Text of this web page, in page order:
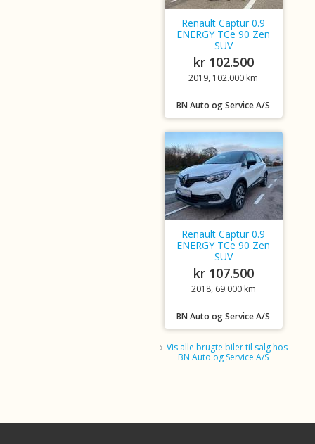
Renault Captur 0.9
ENERGY TCe 90 Zen
SUV
kr 102.500
2019, 102.000 km
BN Auto og Service A/S
Renault Captur 0.9
ENERGY TCe 90 Zen
SUV
kr 107.500
2018, 69.000 km
BN Auto og Service A/S
Vis alle brugte biler til salg hos
BN Auto og Service A/S